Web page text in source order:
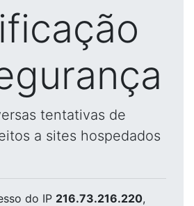
tentativas de
a sites hospedados
do IP 216.73.216.220,